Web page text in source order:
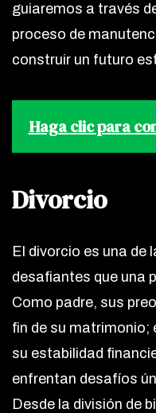
guiaremos a través
proceso de
construir un futuro
Haga clic para
Divorcio
El divorcio es una de
desafiantes que una
Como padre, sus
fin de su matrimonio;
su estabilidad
enfrentan desafíos
Desde la división de